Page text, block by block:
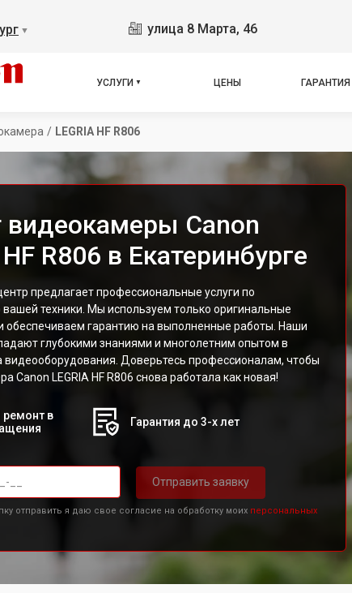
▼ улица 8 Марта, 46
УСЛУГИ ЦЕНЫ ГАРАНТИЯ
/ LEGRIA HF R806
видеокамеры Canon
R806 в Екатеринбурге
предлагает профессиональные услуги по
техники. Мы используем только оригинальные
обеспечиваем гарантию на выполненные работы. Наши
глубокими знаниями и многолетним опытом в
видеооборудования. Доверьтесь профессионалам, чтобы
Canon LEGRIA HF R806 снова работала как новая!
ремонт в
Гарантия до 3-х лет
Отправить заявку
отправить я даю свое согласие на обработку моих персональных